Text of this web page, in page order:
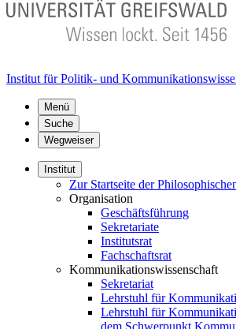
Institut für Politik- und
Menü
Suche
Wegweiser
Institut
Zur Startseite der
Organisation
Geschäftsführung
Sekretariate
Institutsrat
Fachschaftsrat
Kommunikationswissenschaft
Sekretariat
Lehrstuhl für
Lehrstuhl für
dem Schwerpunkt